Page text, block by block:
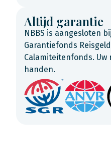
Altijd garantie
NBBS is aangesloten
Garantiefonds
Calamiteitenfonds. Uw
handen.